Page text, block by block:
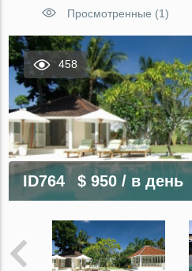
Просмотренные (1)
458
ID764 $ 950/ в день